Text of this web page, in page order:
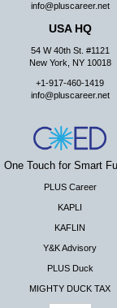
info@pluscareer.net
USA HQ
54 W 40th St. #1121
New York, NY 10018
+1-917-460-1419
info@pluscareer.net
One Touch for Smart
PLUS Career
KAPLI
KAFLIN
Y&K Advisory
PLUS Duck
MIGHTY DUCK TAX